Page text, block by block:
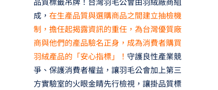
成， 在生產品質與選購商品之間建立抽檢機
制，擔任起揭露資訊的重任，為台灣優質廠
商與他們的產品驗名正身，成為消費者購買
羽絨產品的「安心指標」！ 守護良性產業競
爭、保護消費者權益，讓羽毛公會加上第三
方實驗室的火眼金睛先行檢視，讓掛品質標